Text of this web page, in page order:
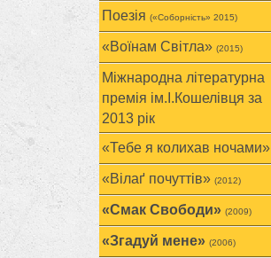
Поезія («Соборність» 2015)
«Воїнам Cвітла» (2015)
Міжнародна літературна
премія ім.І.Кошелівця за
2013 рік
«Тебе я колихав ночами»
«Вілаґ почуттів» (2012)
«Смак Свободи» (2009)
«Згадуй мене» (2006)